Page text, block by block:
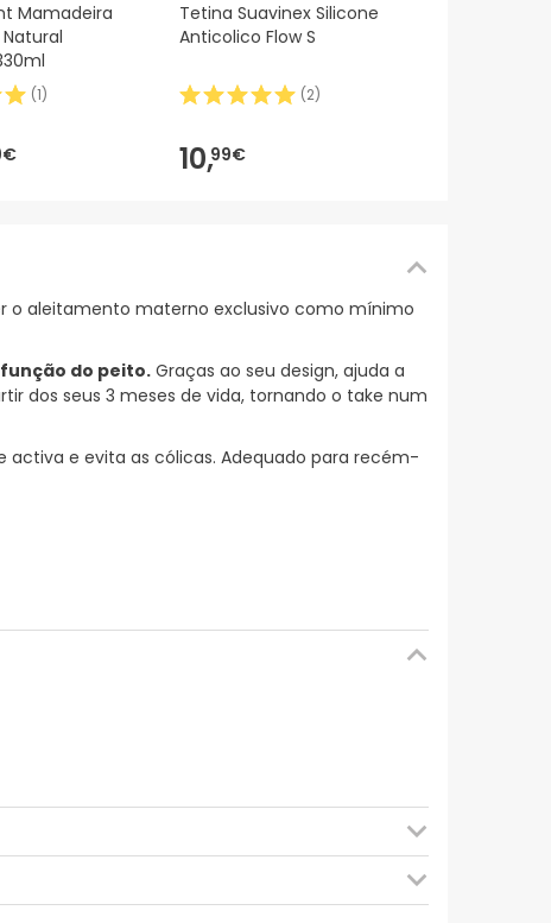
Mamadeira
(1)
Tetina Suavinex Silicone
Anticolico Flow S
(2)
10,99€
o aleitamento materno exclusivo como mínimo
do peito. Graças ao seu design, ajuda a
dos seus 3 meses de vida, tornando o take num
activa e evita as cólicas. Adequado para recém-